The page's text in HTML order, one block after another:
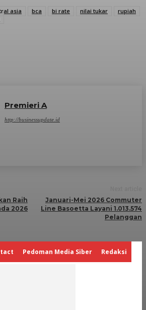
asia bca bi rate nilai tukar
rupiah
Premieri A
http://businessupdate.id
Raih
2026
Januari-Mei 2026 Commuter
Line Basoetta Layani 1.013.574
Pelanggan
Pedoman Media Siber Redaksi